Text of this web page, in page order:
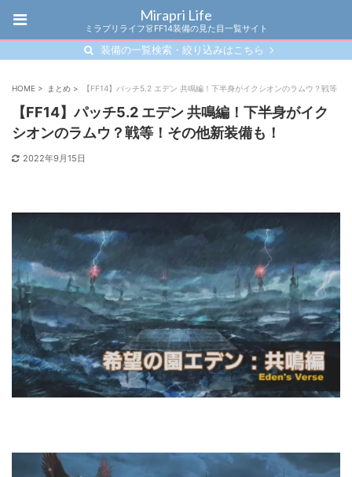
Mirapri Life
ミラプリライフ👗FF14装備の見た目一覧サイト
装備の一覧検索・絞り込みはこちら
HOME > まとめ > 【FF14】パッチ5.2 エデン 共鳴編！下半身がイクシオンのラムウ？戦等！
【FF14】パッチ5.2 エデン 共鳴編！下半身がイク
シオンのラムウ？戦等！その他新装備も！
2022年9月15日